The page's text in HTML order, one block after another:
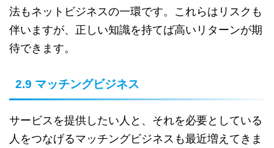
法もネットビジネスの一環です。これらはリスクも
伴いますが、正しい知識を持てば高いリターンが期
待できます。
2.9 マッチングビジネス
サービスを提供したい人と、それを必要としている
人をつなげるマッチングビジネスも最近増えてきま